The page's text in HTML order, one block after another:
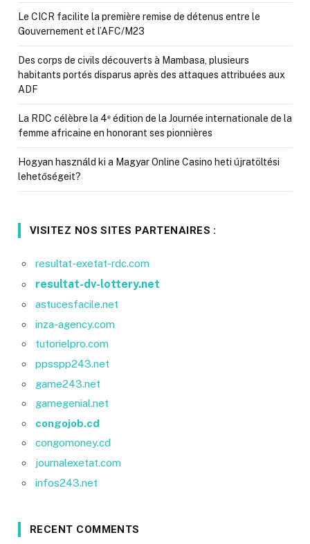
Le CICR facilite la première remise de détenus entre le
Gouvernement et l’AFC/M23
Des corps de civils découverts à Mambasa, plusieurs
habitants portés disparus après des attaques attribuées aux
ADF
La RDC célèbre la 4ᵉ édition de la Journée internationale de la
femme africaine en honorant ses pionnières
Hogyan használd ki a Magyar Online Casino heti újratöltési
lehetőségeit?
VISITEZ NOS SITES PARTENAIRES :
resultat-exetat-rdc.com
resultat-dv-lottery.net
astucesfacile.net
inza-agency.com
tutorielpro.com
ppsspp243.net
game243.net
gamegenial.net
congojob.cd
congomoney.cd
journalexetat.com
infos243.net
RECENT COMMENTS